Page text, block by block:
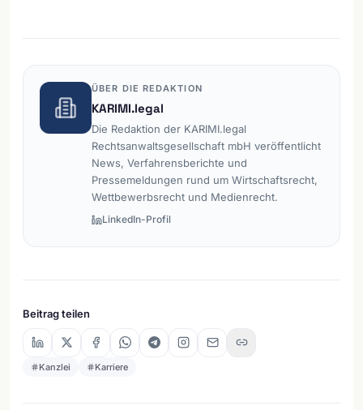
ÜBER DIE REDAKTION
KARIMI.legal
Die Redaktion der KARIMI.legal
Rechtsanwaltsgesellschaft mbH veröffentlicht
News, Verfahrensberichte und
Pressemeldungen rund um Wirtschaftsrecht,
Wettbewerbsrecht und Medienrecht.
LinkedIn-Profil
Beitrag teilen
Kanzlei Karriere